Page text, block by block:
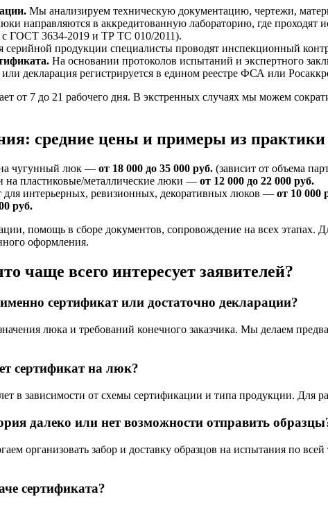
Мы анализируем техническую документацию, чертежи,
направляются в аккредитованную лабораторию, где проходят
с ГОСТ 3634-2019 и ТР ТС 010/2011).
серийной продукции специалисты проводят инспекционный
На основании протоколов испытаний и экспертного
декларация регистрируется в едином реестре ФСА или
от 7 до 21 рабочего дня. В экстренных случаях мы можем
средние цены и примеры из практики
на чугунный люк — от 18 000 до 35 000 руб. (зависит от объема
на пластиковые/металлические люки — от 12 000 до 22 000 руб.
для интерьерных, ревизионных, декоративных люков — от 10 000
руб.
помощь в сборе документов, сопровождение на всех
оформления.
чаще всего интересует заявителей?
сертификат или достаточно декларации?
люка и требований конечного заказчика. Мы делаем
сертификат на люк?
в зависимости от схемы сертификации и типа продукции. Для
далеко или нет возможности отправить
организовать забор и доставку образцов на испытания по
сертификата?